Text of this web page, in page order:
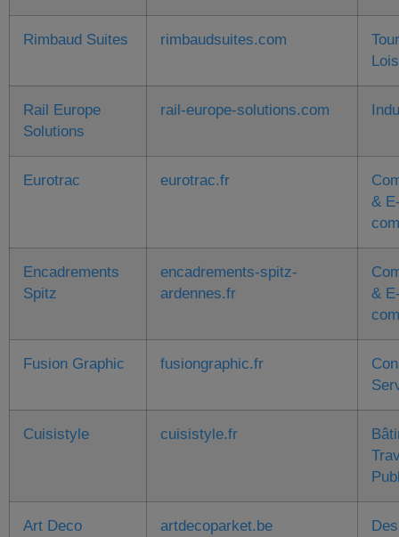
Rimbaud Suites rimbaudsuites.com
Rail Europe
Solutions
rail-europe-solutions.com
Eurotrac eurotrac.fr
&
Encadrements
Spitz
encadrements-spitz-
ardennes.fr
&
Fusion Graphic fusiongraphic.fr
Cuisistyle cuisistyle.fr
Art Deco artdecoparket.be